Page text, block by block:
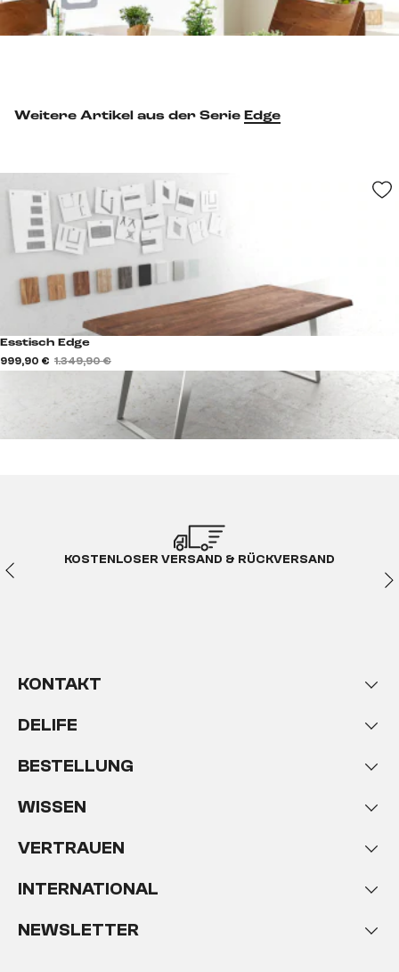
Weitere Artikel aus der Serie Edge
Esstisch Edge
999,90 € 1.349,90 €
KOSTENLOSER VERSAND & RÜCKVERSAND
KONTAKT
DELIFE
BESTELLUNG
WISSEN
VERTRAUEN
INTERNATIONAL
NEWSLETTER